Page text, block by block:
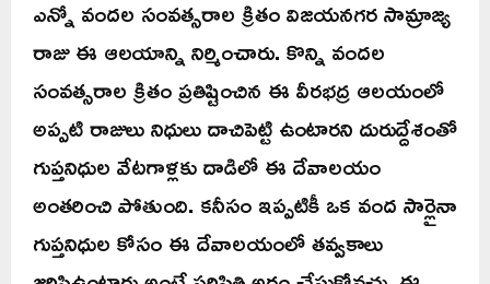
ఎన్నో వందల సంవత్సరాల క్రితం విజయనగర సామ్రాజ్య
రాజు ఈ ఆలయాన్ని నిర్మించారు. కొన్ని వందల
సంవత్సరాల క్రితం ప్రతిష్టించిన ఈ వీరభద్ర ఆలయంలో
అప్పటి రాజులు నిధులు దాచిపెట్టి ఉంటారని దురుద్దేశంతో
గుప్తనిధుల వేటగాళ్లకు దాడిలో ఈ దేవాలయం
అంతరించి పోతుంది. కనీసం ఇప్పటికీ ఒక వంద సార్లైనా
గుప్తనిధుల కోసం ఈ దేవాలయంలో తవ్వకాలు